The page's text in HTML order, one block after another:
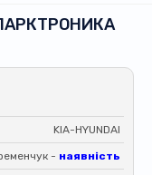
KIA-HYUNDAI
- наявність